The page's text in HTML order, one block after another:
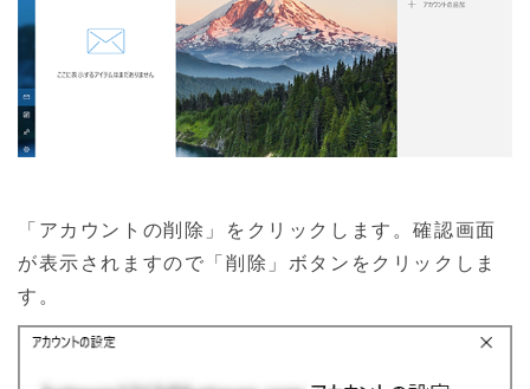
「アカウントの削除」をクリックします。確認画面
が表示されますので「削除」ボタンをクリックしま
す。